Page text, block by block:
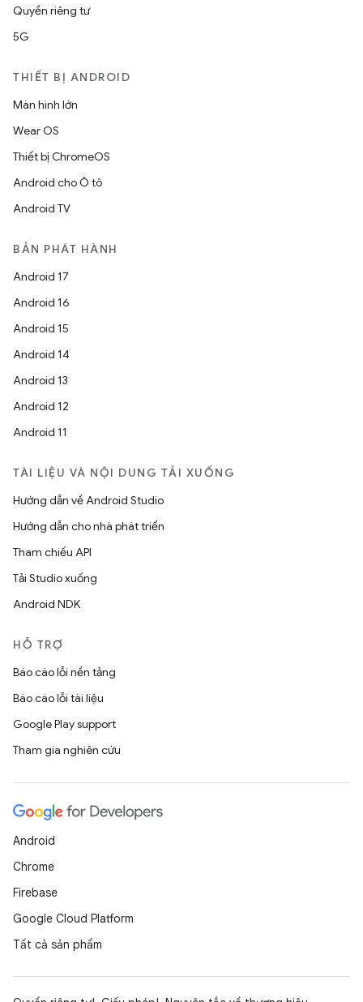
Quyền riêng tư
5G
THIẾT BỊ ANDROID
Màn hình lớn
Wear OS
Thiết bị ChromeOS
Android cho Ô tô
Android TV
BẢN PHÁT HÀNH
Android 17
Android 16
Android 15
Android 14
Android 13
Android 12
Android 11
TÀI LIỆU VÀ NỘI DUNG TẢI XUỐNG
Hướng dẫn về Android Studio
Hướng dẫn cho nhà phát triển
Tham chiếu API
Tải Studio xuống
Android NDK
HỖ TRỢ
Báo cáo lỗi nền tảng
Báo cáo lỗi tài liệu
Google Play support
Tham gia nghiên cứu
Android
Chrome
Firebase
Google Cloud Platform
Tất cả sản phẩm